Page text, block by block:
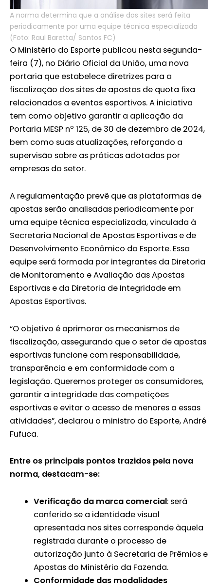
A norma determina que a análise dos sites será feita
periodicamente por uma equipe técnica especializada
(Foto: Raul Baretta/ Santos FC)
O Ministério do Esporte publicou nesta segunda-
feira (7), no Diário Oficial da União, uma nova
portaria que estabelece diretrizes para a
fiscalização dos sites de apostas de quota fixa
relacionados a eventos esportivos. A iniciativa
tem como objetivo garantir a aplicação da
Portaria MESP nº 125, de 30 de dezembro de 2024,
bem como suas atualizações, reforçando a
supervisão sobre as práticas adotadas por
empresas do setor.
A regulamentação prevê que as plataformas de
apostas serão analisadas periodicamente por
uma equipe técnica especializada, vinculada à
Secretaria Nacional de Apostas Esportivas e de
Desenvolvimento Econômico do Esporte. Essa
equipe será formada por integrantes da Diretoria
de Monitoramento e Avaliação das Apostas
Esportivas e da Diretoria de Integridade em
Apostas Esportivas.
“O objetivo é aprimorar os mecanismos de
fiscalização, assegurando que o setor de apostas
esportivas funcione com responsabilidade,
transparência e em conformidade com a
legislação. Queremos proteger os consumidores,
garantir a integridade das competições
esportivas e evitar o acesso de menores a essas
atividades”, declarou o ministro do Esporte, André
Fufuca.
Entre os principais pontos trazidos pela nova
norma, destacam-se:
Verificação da marca comercial: será
conferido se a identidade visual
apresentada nos sites corresponde àquela
registrada durante o processo de
autorização junto à Secretaria de Prêmios e
Apostas do Ministério da Fazenda.
Conformidade das modalidades